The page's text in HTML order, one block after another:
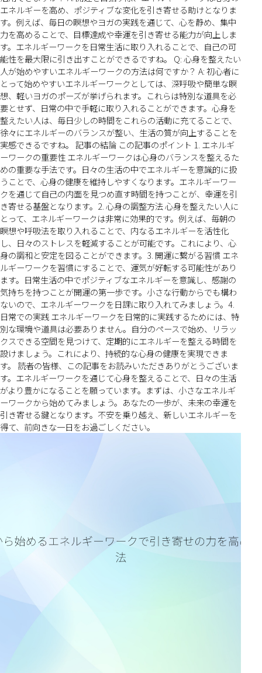
エネルギーを高め、ポジティブな変化を引き寄せる助けとなりま
す。例えば、毎日の瞑想やヨガの実践を通じて、心を静め、集中
力を高めることで、目標達成や幸運を引き寄せる能力が向上しま
す。エネルギーワークを日常生活に取り入れることで、自己の可
能性を最大限に引き出すことができるですね。 Q: 心身を整えたい
人が始めやすいエネルギーワークの方法は何ですか？ A: 初心者に
とって始めやすいエネルギーワークとしては、深呼吸や簡単な瞑
想、軽いヨガのポーズが挙げられます。これらは特別な道具を必
要とせず、日常の中で手軽に取り入れることができます。心身を
整えたい人は、毎日少しの時間をこれらの活動に充てることで、
徐々にエネルギーのバランスが整い、生活の質が向上することを
実感できるですね。 記事の結論 この記事のポイント 1. エネルギ
ーワークの重要性 エネルギーワークは心身のバランスを整えるた
めの重要な手法です。日々の生活の中でエネルギーを意識的に扱
うことで、心身の健康を維持しやすくなります。エネルギーワー
クを通じて自己の内面を見つめ直す時間を持つことが、幸運を引
き寄せる基盤となります。2. 心身の調整方法 心身を整えたい人に
とって、エネルギーワークは非常に効果的です。例えば、毎朝の
瞑想や呼吸法を取り入れることで、内なるエネルギーを活性化
し、日々のストレスを軽減することが可能です。これにより、心
身の調和と安定を図ることができます。3. 開運に繋がる習慣 エネ
ルギーワークを習慣にすることで、運気が好転する可能性があり
ます。日常生活の中でポジティブなエネルギーを意識し、感謝の
気持ちを持つことが開運の第一歩です。小さな行動からでも構わ
ないので、エネルギーワークを日課に取り入れてみましょう。4.
日常での実践 エネルギーワークを日常的に実践するためには、特
別な環境や道具は必要ありません。自分のペースで始め、リラッ
クスできる空間を見つけて、定期的にエネルギーを整える時間を
設けましょう。これにより、持続的な心身の健康を実現できま
す。 読者の皆様、この記事をお読みいただきありがとうございま
す。エネルギーワークを通じて心身を整えることで、日々の生活
がより豊かになることを願っています。まずは、小さなエネルギ
ーワークから始めてみましょう。あなたの一歩が、未来の幸運を
引き寄せる鍵となります。不安を乗り越え、新しいエネルギーを
得て、前向きな一日をお過ごしください。